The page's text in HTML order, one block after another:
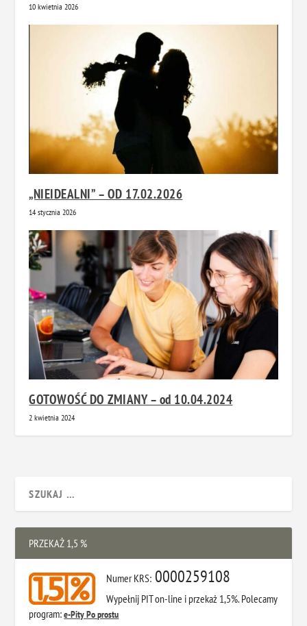
10 kwietnia 2026
„NIEIDEALNI” – OD 17.02.2026
14 stycznia 2026
GOTOWOŚĆ DO ZMIANY – od 10.04.2024​
2 kwietnia 2024
PRZEKAŻ 1,5 %
Numer KRS: 0000259108
Wypełnij PIT on-line i przekaż 1,5%. Polecamy
program:e-Pity Po prostu